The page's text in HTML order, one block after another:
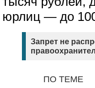
юрлиц — до
Запрет не
ПО ТЕМЕ